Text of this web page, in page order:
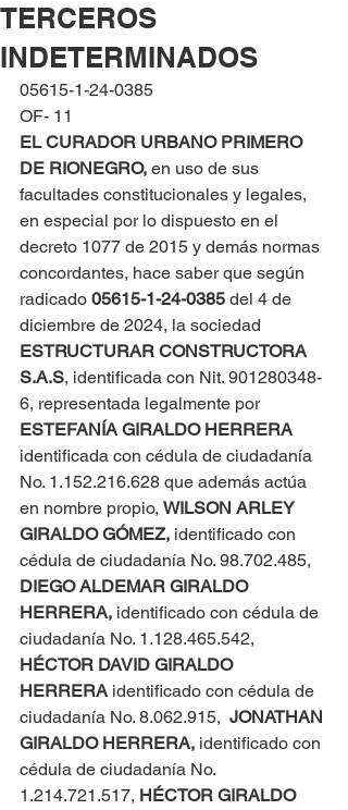
TERCEROS
INDETERMINADOS
05615-1-24-0385
OF- 11
EL CURADOR URBANO PRIMERO
DE RIONEGRO, en uso de sus
facultades constitucionales y legales,
en especial por lo dispuesto en el
decreto 1077 de 2015 y demás normas
concordantes, hace saber que según
radicado 05615-1-24-0385 del 4 de
diciembre de 2024, la sociedad
ESTRUCTURAR CONSTRUCTORA
S.A.S, identificada con Nit. 901280348-
6, representada legalmente por
ESTEFANÍA GIRALDO HERRERA
identificada con cédula de ciudadanía
No. 1.152.216.628 que además actúa
en nombre propio, WILSON ARLEY
GIRALDO GÓMEZ, identificado con
cédula de ciudadanía No. 98.702.485,
DIEGO ALDEMAR GIRALDO
HERRERA, identificado con cédula de
ciudadanía No. 1.128.465.542,
HÉCTOR DAVID GIRALDO
HERRERA identificado con cédula de
ciudadanía No. 8.062.915, JONATHAN
GIRALDO HERRERA, identificado con
cédula de ciudadanía No.
1.214.721.517, HÉCTOR GIRALDO